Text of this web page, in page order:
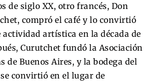
de siglo XX, otro francés, Don
compró el café y lo convirtió
actividad artística en la década de
Curutchet fundó la Asociación
de Buenos Aires, y la bodega del
convirtió en el lugar de